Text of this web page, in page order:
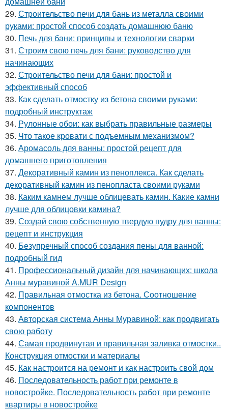
29. Строительство печи для бань из металла своими
руками: простой способ создать домашнюю баню
30. Печь для бани: принципы и технологии сварки
31. Строим свою печь для бани: руководство для
начинающих
32. Строительство печи для бани: простой и
эффективный способ
33. Как сделать отмостку из бетона своими руками:
подробный инструктаж
34. Рулонные обои: как выбрать правильные размеры
35. Что такое кровати с подъемным механизмом?
36. Аромасоль для ванны: простой рецепт для
домашнего приготовления
37. Декоративный камин из пеноплекса. Как сделать
декоративный камин из пенопласта своими руками
38. Каким камнем лучше облицевать камин. Какие камни
лучше для облицовки камина?
39. Создай свою собственную твердую пудру для ванны:
рецепт и инструкция
40. Безупречный способ создания пены для ванной:
подробный гид
41. Профессиональный дизайн для начинающих: школа
Анны муравиной A.MUR Design
42. Правильная отмостка из бетона. Соотношение
компонентов
43. Авторская система Анны Муравиной: как продвигать
свою работу
44. Самая продвинутая и правильная заливка отмостки..
Конструкция отмостки и материалы
45. Как настроится на ремонт и как настроить свой дом
46. Последовательность работ при ремонте в
новостройке. Последовательность работ при ремонте
квартиры в новостройке